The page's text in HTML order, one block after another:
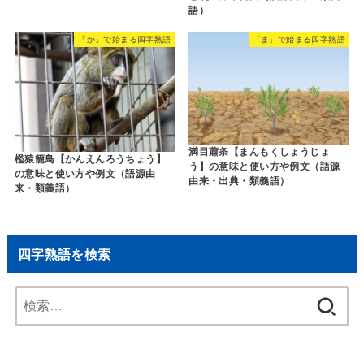
語）
「か」で始まる四字熟語
檻猿籠鳥【かんえんろうちょう】
の意味と使い方や例文（語源由
来・類義語）
「ま」で始まる四字熟語
満目蕭条【まんもくしょうじょ
う】の意味と使い方や例文（語源
由来・出典・類義語）
四字熟語を検索
索: